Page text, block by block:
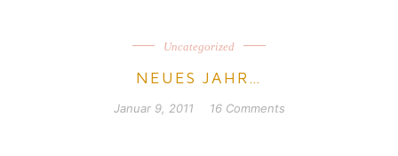
Uncategorized
NEUES JAHR…
Januar 9, 2011 16 Comments